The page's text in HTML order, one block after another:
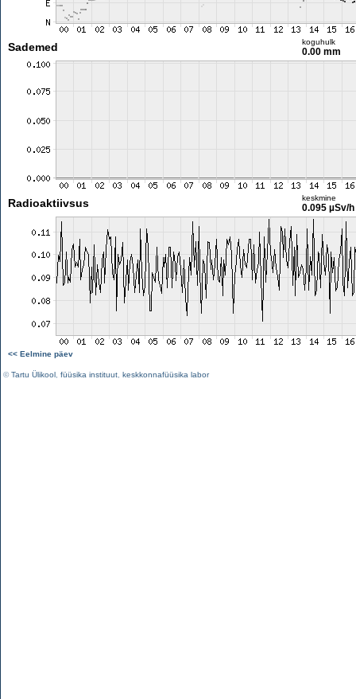
Sademed koguhulk
0.00 mm
Radioaktiivsus keskmine
0.095 µSv/h
<< Eelmine päev
©Tartu Ülikool füüsika instituut keskkonnafüüsika labor